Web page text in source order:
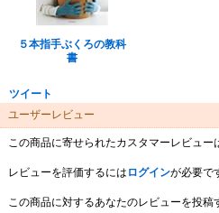
５本指手ぶくろの教科
書
ツイート
ユーザーレビュー
この商品に寄せられたカスタマーレビュー
レビューを評価するには ログインが必要で
この商品に対するあなたのレビューを投稿